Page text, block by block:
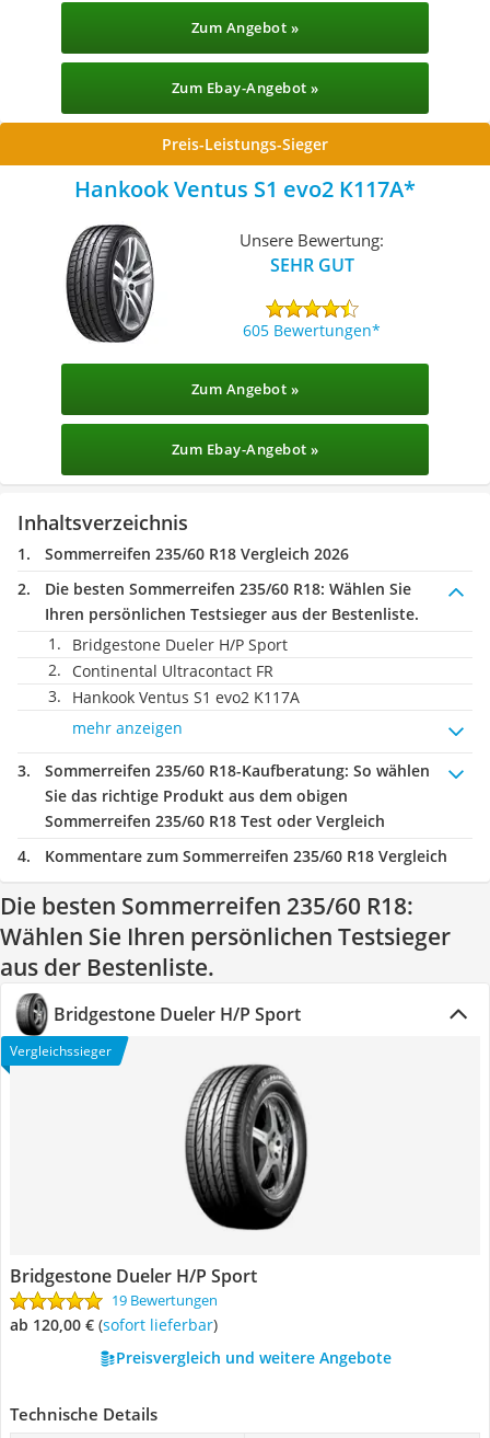
Zum Angebot »
Zum Ebay-Angebot »
Preis-Leistungs-Sieger
Hankook Ventus S1 evo2 K117A
Unsere Bewertung:
SEHR GUT
605 Bewertungen
Zum Angebot »
Zum Ebay-Angebot »
Inhaltsverzeichnis
Sommerreifen 235/60 R18 Vergleich 2026
Die besten Sommerreifen 235/60 R18: Wählen Sie
Ihren persönlichen Testsieger aus der Bestenliste.
Bridgestone Dueler H/P Sport
Continental Ultracontact FR
Hankook Ventus S1 evo2 K117A
mehr anzeigen
Sommerreifen 235/60 R18-Kaufberatung: So wählen
Sie das richtige Produkt aus dem obigen
Sommerreifen 235/60 R18 Test oder Vergleich
Kommentare zum Sommerreifen 235/60 R18 Vergleich
Die besten Sommerreifen 235/60 R18:
Wählen Sie Ihren persönlichen Testsieger
aus der Bestenliste.
Bridgestone Dueler H/P Sport
Vergleichssieger
Bridgestone Dueler H/P Sport
19 Bewertungen
ab 120,00 € ( Sofort lieferbar)
Preisvergleich und weitere Angebote
Technische Details